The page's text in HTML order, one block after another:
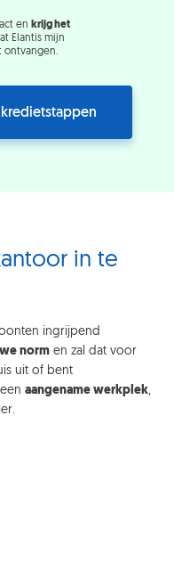
en krijg het
Elantis mijn
ontvangen.
in te
ingrijpend
norm en zal dat voor
uit of bent
aangename werkplek,